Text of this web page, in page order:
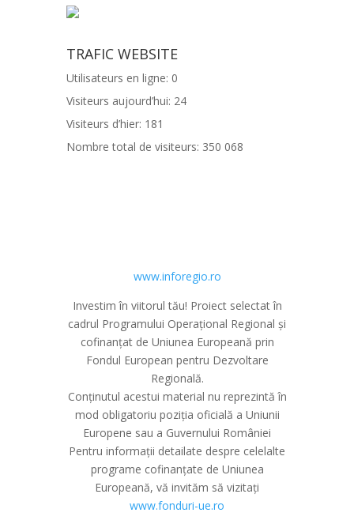
TRAFIC WEBSITE
Utilisateurs en ligne: 0
Visiteurs aujourd’hui: 24
Visiteurs d’hier: 181
Nombre total de visiteurs: 350 068
www.inforegio.ro
Investim în viitorul tău! Proiect selectat în
cadrul Programului Operațional Regional și
cofinanțat de Uniunea Europeană prin
Fondul European pentru Dezvoltare
Regională.
Conținutul acestui material nu reprezintă în
mod obligatoriu poziția oficială a Uniunii
Europene sau a Guvernului României
Pentru informații detailate despre celelalte
programe cofinanțate de Uniunea
Europeană, vă invităm să vizitați
www.fonduri-ue.ro